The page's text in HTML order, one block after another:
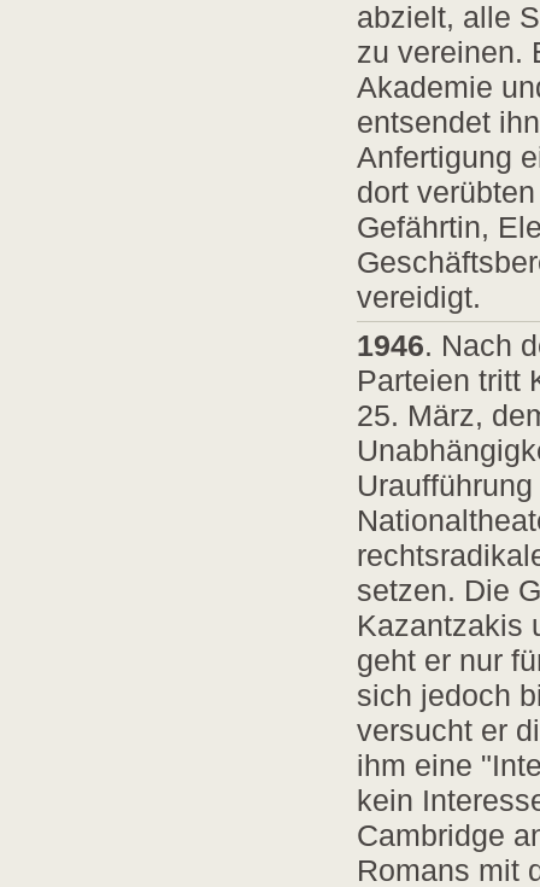
abzielt, alle
zu vereinen.
Akademie
entsendet
Anfertigung
dort
Gefährtin,
vereidigt.
1946. Nach
Parteien tritt
25. März,
setzen. Die
Kazantzakis
geht er nur
sich jedoch
versucht er
ihm eine
kein
Cambridge
Romans mit